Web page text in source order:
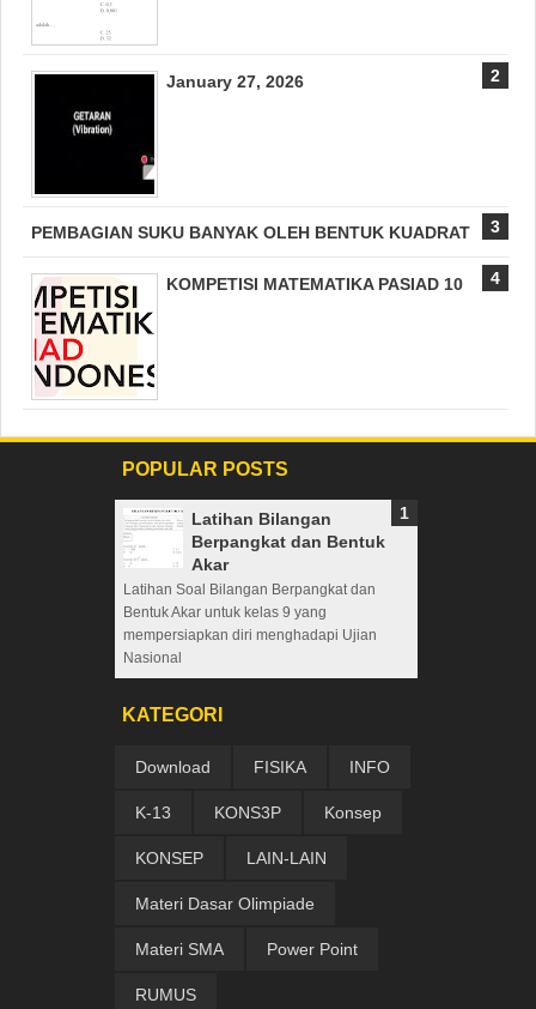
January 27, 2026
PEMBAGIAN SUKU BANYAK OLEH BENTUK KUADRAT
KOMPETISI MATEMATIKA PASIAD 10
POPULAR POSTS
Latihan Bilangan
Berpangkat dan Bentuk
Akar
Latihan Soal Bilangan Berpangkat dan
Bentuk Akar untuk kelas 9 yang
mempersiapkan diri menghadapi Ujian
Nasional
KATEGORI
Download FISIKA INFO
K-13 KONS3P Konsep
KONSEP LAIN-LAIN
Materi Dasar Olimpiade
Materi SMA Power Point
RUMUS